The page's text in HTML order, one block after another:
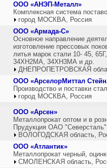
ООО «АНЭП-Металл»
Комплексная система
город МОСКВА, Россия
ООО «Армада-С»
Основное направление
изготовление прессовых
литья марок стали 10- 45,
34ХН2МА, 34ХН3МА и др.
ДНЕПРОПЕТРОВСКАЯ
ООО «АрселорМиттал
Производство и поставки
город МОСКВА, Россия
ООО «Арсен»
Металлопрокат оптом и в
Прудукция ОАО
ВОЛОГОДСКАЯ область,
ООО «Атлантик»
Металлопрокат черный,
СМОЛЕНСКАЯ область,